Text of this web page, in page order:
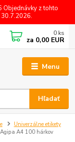
z tohto
Menu
Hľadať
0 ks
za 0,00 EUR
Univerzálne etikety
A4 100 hárkov